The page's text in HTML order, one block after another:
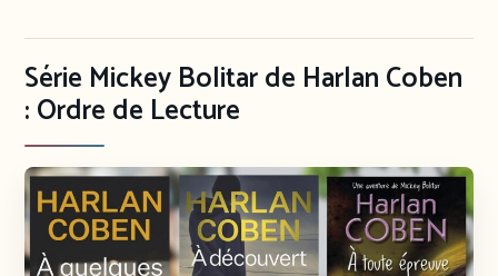
Série Mickey Bolitar de Harlan Coben
: Ordre de Lecture